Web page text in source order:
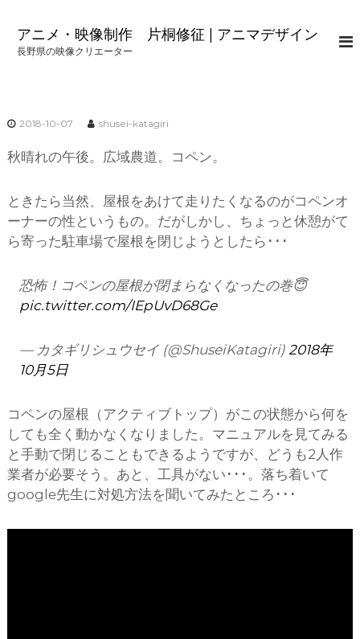
キ
プ
アニメ・映像制作 片桐修征 | アニマデザイン
長野県の映像クリエーター
2018-10-07 shusei-katagiri
秋晴れの午後。広域農道。コペン。
ときたら当然、屋根をあけて走りたくなるのがコペンオ
ーナーの性というもの。だがしかし、ちょっと休憩がて
ら寄った駐車場で屋根を閉じようとしたら･･･
恐怖！コペンの屋根が閉まらなくなったの巻😇
pic.twitter.com/IEpUvD68Ge
— カタギリシュウセイ (@ShuseiKatagiri) 2018年
10月5日
コペンの屋根（アクティブトップ）がこの状態から何を
しても全く動かなくなりました。マニュアルを見てみる
と手動で閉じることもできるようですが、どうも2人作
業者が必要そう。あと、工具がない･･･。落ち着いて
google先生に対処方法を聞いてみたところ･･･